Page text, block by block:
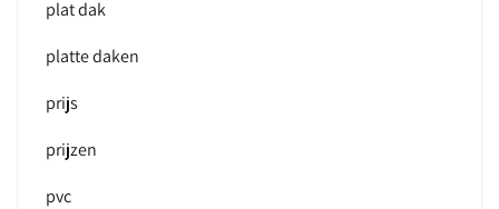
plat dak
platte daken
prijs
prijzen
pvc